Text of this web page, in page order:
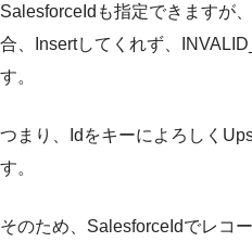
SalesforceIdも指定できますが
合、Insertしてくれず、
す。
つまり、Idをキーによろしく
す。
そのため、SalesforceIdでレコ